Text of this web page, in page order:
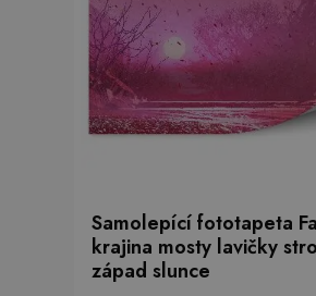
Samolepící fototapeta
krajina mosty lavičky
západ slunce